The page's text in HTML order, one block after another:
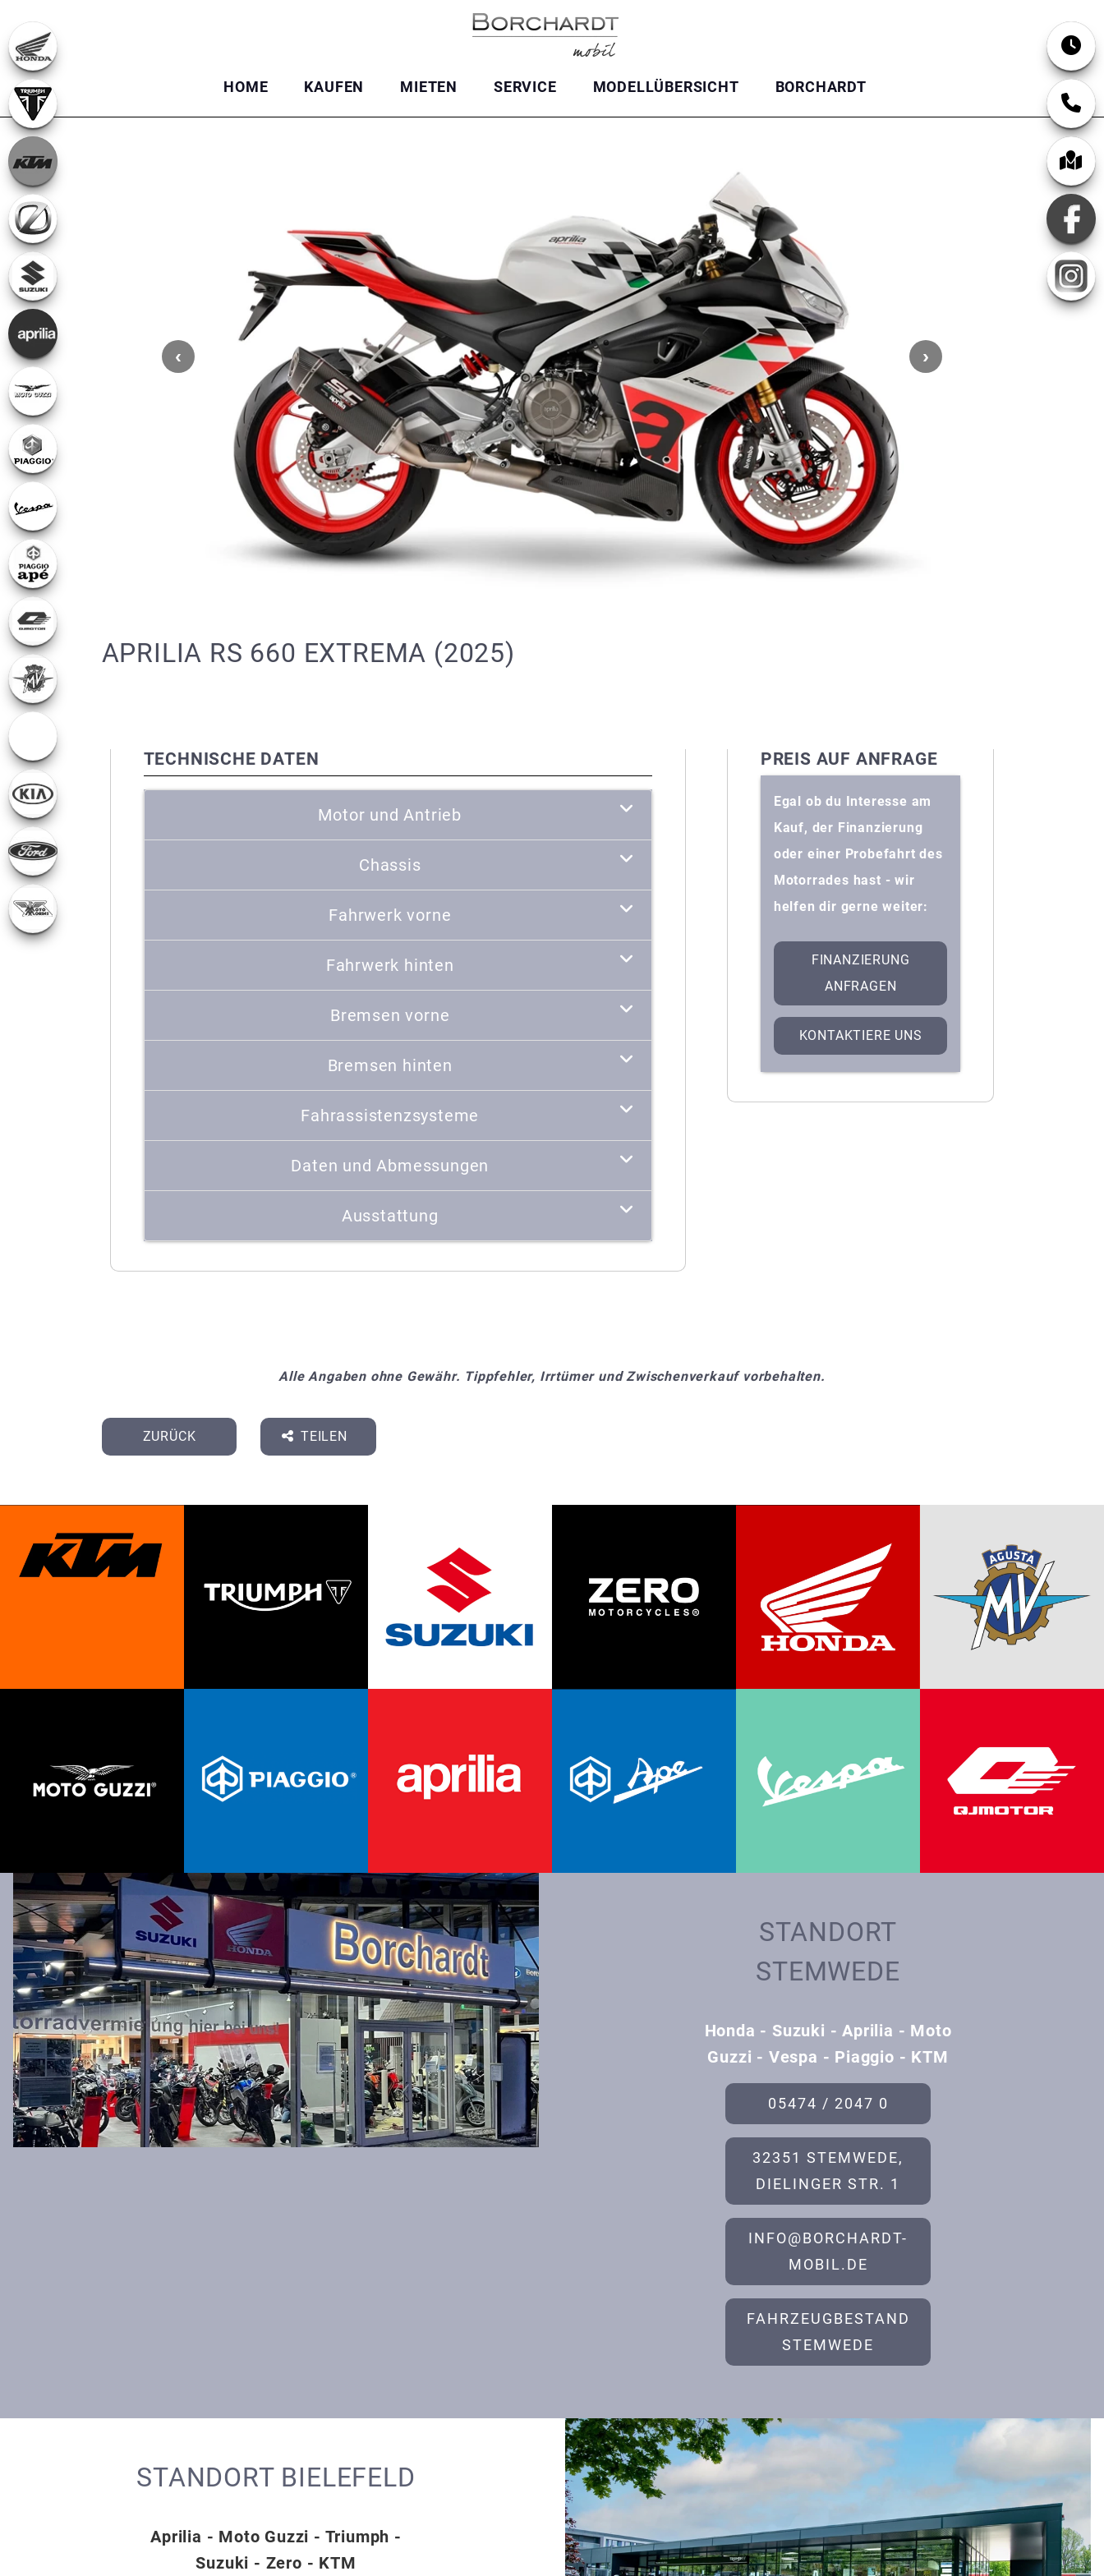
HOME KAUFEN MIETEN SERVICE MODELLÜBERSICHT BORCHARDT
APRILIA RS 660 EXTREMA (2025)
TECHNISCHE DATEN
Motor und Antrieb
Chassis
Fahrwerk vorne
Fahrwerk hinten
Bremsen vorne
Bremsen hinten
Fahrassistenzsysteme
Daten und Abmessungen
Ausstattung
PREIS AUF ANFRAGE
Egal ob du Interesse am
Kauf, der Finanzierung
oder einer Probefahrt des
Motorrades hast - wir
helfen dir gerne weiter:
FINANZIERUNG
ANFRAGEN
KONTAKTIERE UNS
Alle Angaben ohne Gewähr. Tippfehler, Irrtümer und Zwischenverkauf vorbehalten.
ZURÜCK TEILEN
STANDORT
STEMWEDE
Honda - Suzuki - Aprilia - Moto
Guzzi - Vespa - Piaggio - KTM
05474 / 2047 0
32351 STEMWEDE,
DIELINGER STR. 1
INFO@BORCHARDT-
MOBIL.DE
FAHRZEUGBESTAND
STEMWEDE
STANDORT BIELEFELD
Aprilia - Moto Guzzi - Triumph -
Suzuki - Zero - KTM